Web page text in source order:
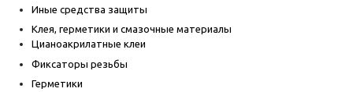
Иные средства защиты
Клея, герметики и смазочные материалы
Цианоакрилатные клеи
Фиксаторы резьбы
Герметики